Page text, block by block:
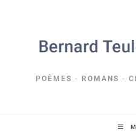
POÈMES - ROMANS -